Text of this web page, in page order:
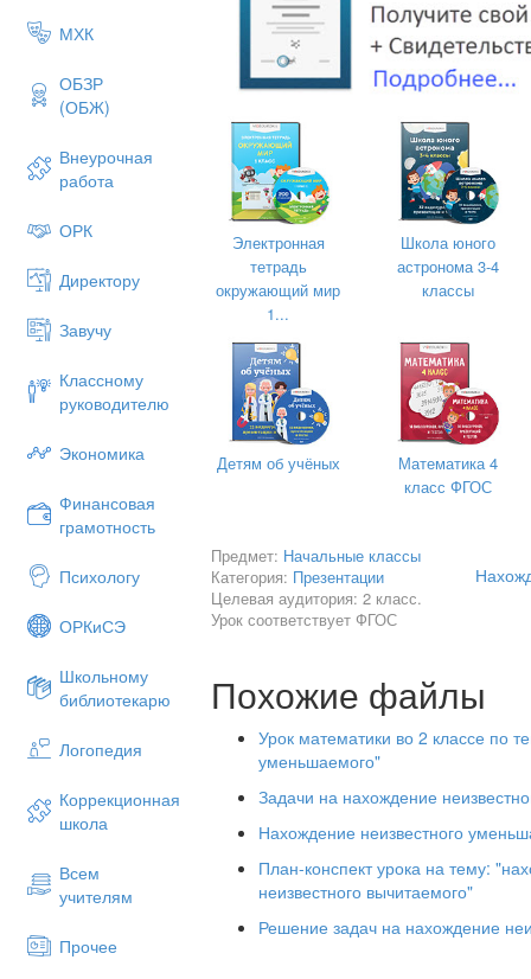
МХК
ОБЗР
(ОБЖ)
Внеурочная
работа
ОРК
Директору
Завучу
Классному
руководителю
Экономика
Финансовая
грамотность
Психологу
ОРКиСЭ
Школьному
библиотекарю
Логопедия
Коррекционная
школа
Всем
учителям
Прочее
Электронная
тетрадь
окружающий мир
1...
Школа юного
астронома 3-4
классы
Детям об учёных
Математика 4
класс ФГОС
Предмет: Начальные классы
Категория: Презентации
Целевая аудитория: 2 класс.
Урок соответствует ФГОС
Похожие файлы
Урок математики во 2 классе по
уменьшаемого"
Задачи на нахождение
Нахождение неизвестного
План-конспект урока на тему:
неизвестного вычитаемого"
Решение задач на нахождение